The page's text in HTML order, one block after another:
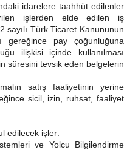
idarelere taahhüt edilenler
işlerden elde edilen iş
sayılı Türk Ticaret Kanununun
gereğince pay çoğunluğuna
ilişkisi içinde kullanılması
süresini tevsik eden belgelerin
satış faaliyetinin yerine
sicil, izin, ruhsat, faaliyet
edilecek işler:
ve Yolcu Bilgilendirme